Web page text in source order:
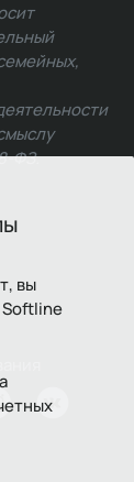
вы
Softline
ФЗ.